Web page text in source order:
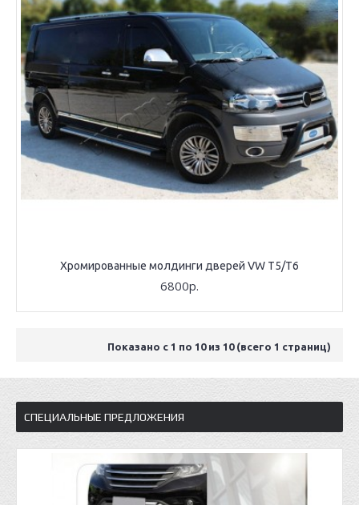
Хромированные молдинги дверей VW T5/T6
6800р.
Показано с 1 по 10 из 10 (всего 1 страниц)
СПЕЦИАЛЬНЫЕ ПРЕДЛОЖЕНИЯ